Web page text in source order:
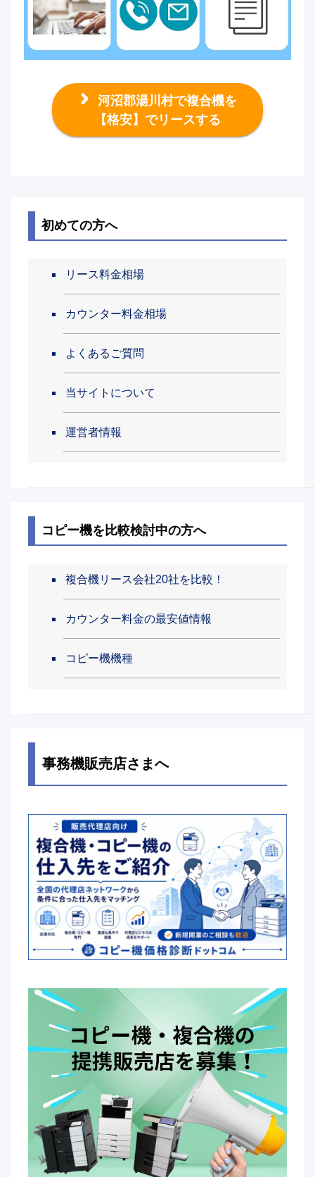
河沼郡湯川村で複合機を
【格安】でリースする
初めての方へ
リース料金相場
カウンター料金相場
よくあるご質問
当サイトについて
運営者情報
コピー機を比較検討中の方へ
複合機リース会社20社を比較！
カウンター料金の最安値情報
コピー機機種
事務機販売店さまへ